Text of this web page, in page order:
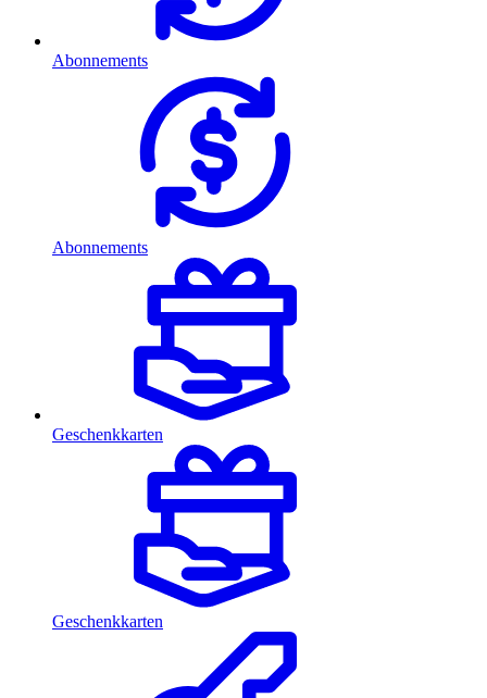
Abonnements
Abonnements
Geschenkkarten
Geschenkkarten